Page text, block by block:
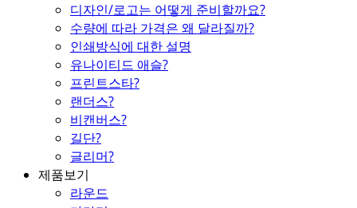
디자인/로고는 어떻게 준비할까요?
수량에 따라 가격은 왜 달라질까?
인쇄방식에 대한 설명
유나이티드 애슬?
프린트스타?
랜더스?
비캔버스?
길단?
글리머?
제품보기
라운드